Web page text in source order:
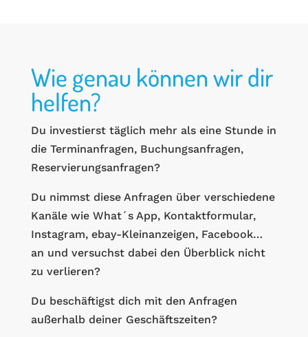
Wie genau können wir dir
helfen?
Du investierst täglich mehr als eine Stunde in
die Terminanfragen, Buchungsanfragen,
Reservierungsanfragen?
Du nimmst diese Anfragen über verschiedene
Kanäle wie What´s App, Kontaktformular,
Instagram, ebay-Kleinanzeigen, Facebook…
an und versuchst dabei den Überblick nicht
zu verlieren?
Du beschäftigst dich mit den Anfragen
außerhalb deiner Geschäftszeiten?